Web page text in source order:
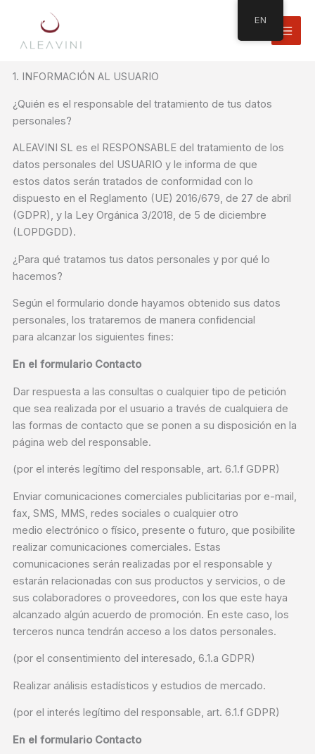
content
1. INFORMACIÓN AL USUARIO
¿Quién es el responsable del tratamiento de tus datos
personales?
ALEAVINI SL es el RESPONSABLE del tratamiento de los
datos personales del USUARIO y le informa de que
estos datos serán tratados de conformidad con lo
dispuesto en el Reglamento (UE) 2016/679, de 27 de abril
(GDPR), y la Ley Orgánica 3/2018, de 5 de diciembre
(LOPDGDD).
¿Para qué tratamos tus datos personales y por qué lo
hacemos?
Según el formulario donde hayamos obtenido sus datos
personales, los trataremos de manera confidencial
para alcanzar los siguientes fines:
En el formulario Contacto
Dar respuesta a las consultas o cualquier tipo de petición
que sea realizada por el usuario a través de cualquiera de
las formas de contacto que se ponen a su disposición en la
página web del responsable.
(por el interés legítimo del responsable, art. 6.1.f GDPR)
Enviar comunicaciones comerciales publicitarias por e-mail,
fax, SMS, MMS, redes sociales o cualquier otro
medio electrónico o físico, presente o futuro, que posibilite
realizar comunicaciones comerciales. Estas
comunicaciones serán realizadas por el responsable y
estarán relacionadas con sus productos y servicios, o de
sus colaboradores o proveedores, con los que este haya
alcanzado algún acuerdo de promoción. En este caso, los
terceros nunca tendrán acceso a los datos personales.
(por el consentimiento del interesado, 6.1.a GDPR)
Realizar análisis estadísticos y estudios de mercado.
(por el interés legítimo del responsable, art. 6.1.f GDPR)
En el formulario Contacto
EN